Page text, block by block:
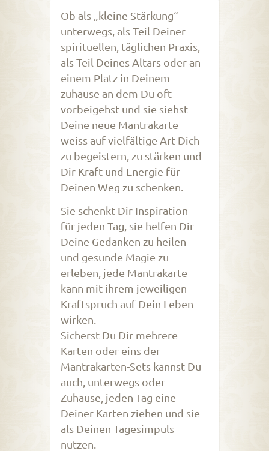
Ob als „kleine Stärkung“
unterwegs, als Teil Deiner
spirituellen, täglichen Praxis,
als Teil Deines Altars oder an
einem Platz in Deinem
zuhause an dem Du oft
vorbeigehst und sie siehst –
Deine neue Mantrakarte
weiss auf vielfältige Art Dich
zu begeistern, zu stärken und
Dir Kraft und Energie für
Deinen Weg zu schenken.
Sie schenkt Dir Inspiration
für jeden Tag, sie helfen Dir
Deine Gedanken zu heilen
und gesunde Magie zu
erleben, jede Mantrakarte
kann mit ihrem jeweiligen
Kraftspruch auf Dein Leben
wirken.
Sicherst Du Dir mehrere
Karten oder eins der
Mantrakarten-Sets kannst Du
auch, unterwegs oder
Zuhause, jeden Tag eine
Deiner Karten ziehen und sie
als Deinen Tagesimpuls
nutzen.